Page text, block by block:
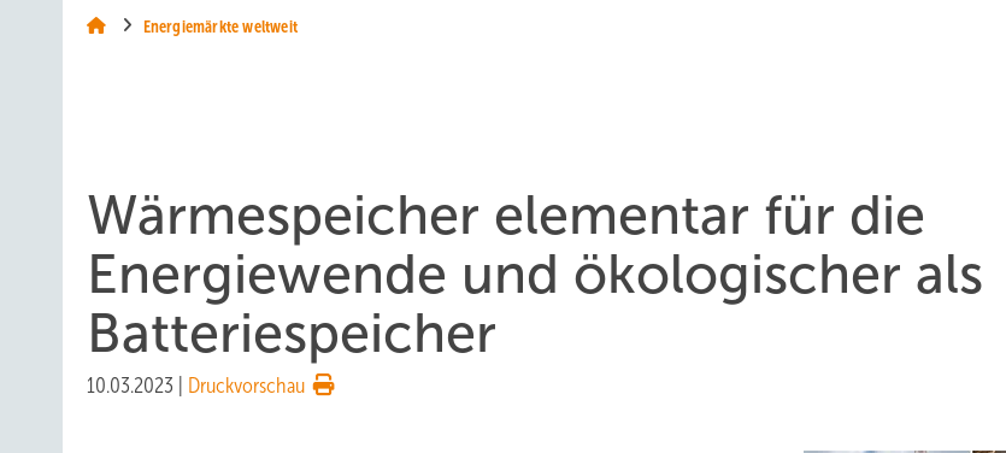
Energiemärkte weltweit
Wärmespeicher elementar für die
Energiewende und ökologischer als
Batteriespeicher
10.03.2023 Druckvorschau